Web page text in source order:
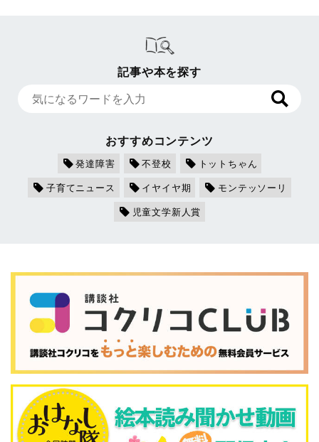
記事や本を探す
おすすめコンテンツ
発達障害 不登校
トットちゃん
子育てニュース
イヤイヤ期
モンテッソーリ
児童文学新人賞